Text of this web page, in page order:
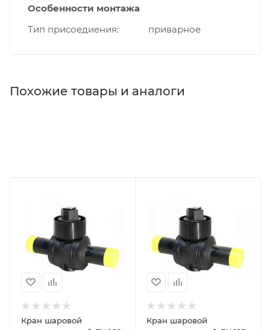
Особенности монтажа
Тип присоедиения
приварное
Похожие товары и аналоги
Кран шаровой
Кран шаровой